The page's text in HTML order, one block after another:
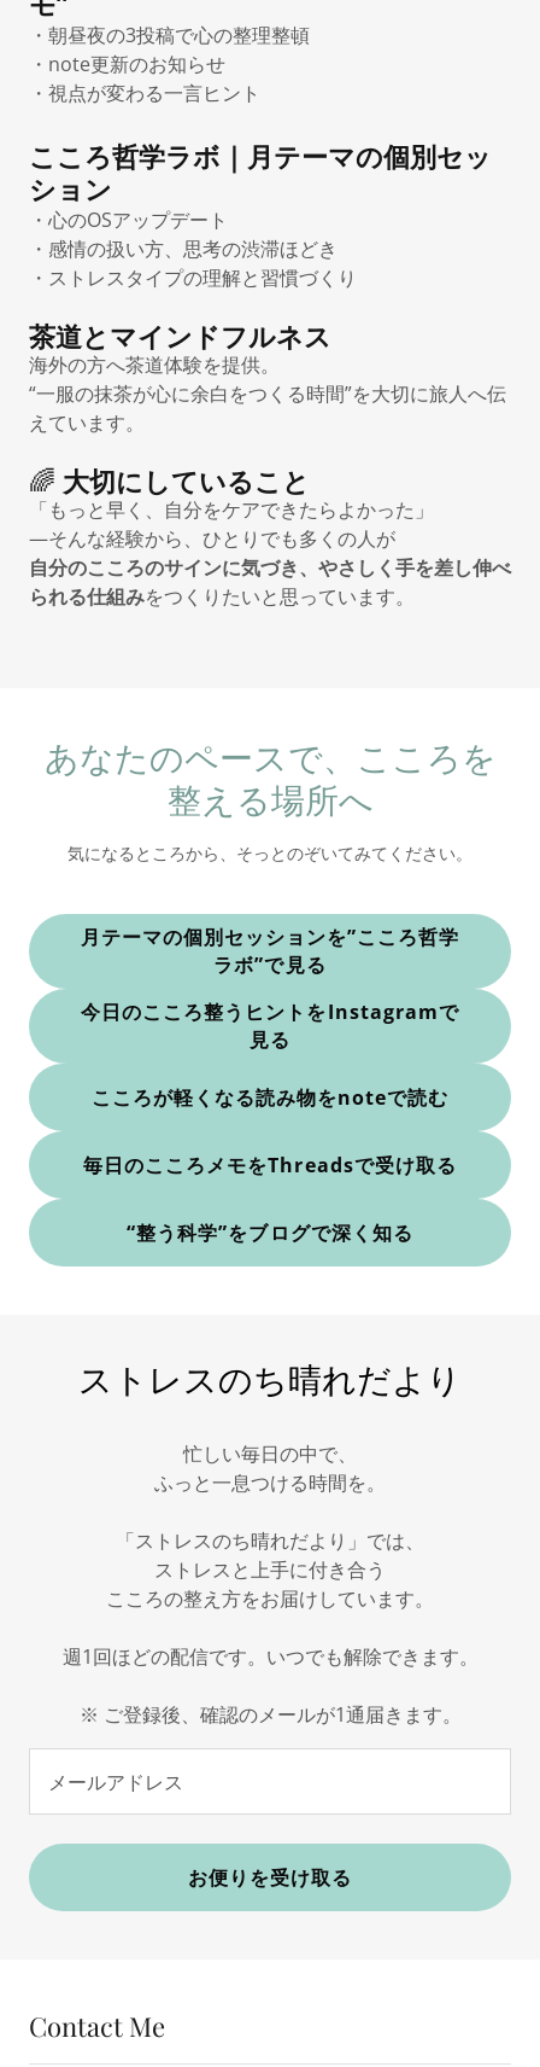
・朝昼夜の3投稿で心の整理整頓
・note更新のお知らせ
・視点が変わる一言ヒント
こころ哲学ラボ｜月テーマの個別セッ
ション
・心のOSアップデート
・感情の扱い方、思考の渋滞ほどき
・ストレスタイプの理解と習慣づくり
茶道とマインドフルネス
海外の方へ茶道体験を提供。
“一服の抹茶が心に余白をつくる時間”を大切に旅人へ伝
えています。
🌈 大切にしていること
「もっと早く、自分をケアできたらよかった」
—そんな経験から、ひとりでも多くの人が
自分のこころのサインに気づき、やさしく手を差し伸べ
られる仕組みをつくりたいと思っています。
あなたのペースで、こころを
整える場所へ
気になるところから、そっとのぞいてみてください。
月テーマの個別セッションを”こころ哲学
ラボ”で見る
今日のこころ整うヒントをInstagramで
見る
こころが軽くなる読み物をnoteで読む
毎日のこころメモをThreadsで受け取る
“整う科学”をブログで深く知る
ストレスのち晴れだより
忙しい毎日の中で、
ふっと一息つける時間を。
「ストレスのち晴れだより」では、
ストレスと上手に付き合う
こころの整え方をお届けしています。
週1回ほどの配信です。いつでも解除できます。
※ ご登録後、確認のメールが1通届きます。
メールアドレス
お便りを受け取る
Contact Me